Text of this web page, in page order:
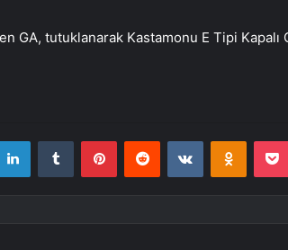
GA, tutuklanarak Kastamonu E Tipi Kapalı
LinkedInTumblr PinterestReddit VKontakte